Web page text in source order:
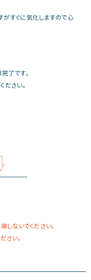
がすぐに気化しますので心
了です。
ださい。
しないでください。
さい。